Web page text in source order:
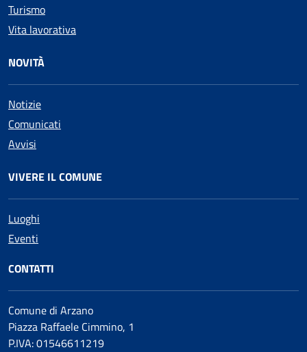
Turismo
Vita lavorativa
NOVITÀ
Notizie
Comunicati
Avvisi
VIVERE IL COMUNE
Luoghi
Eventi
CONTATTI
Comune di Arzano
Piazza Raffaele Cimmino, 1
P.IVA: 01546611219